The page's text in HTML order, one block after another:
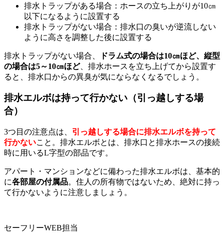
排水トラップがある場合：ホースの立ち上がりが10㎝
以下になるように設置する
排水トラップがない場合：排水口の臭いが逆流しない
ように高さを調整した後に設置する
排水トラップがない場合、
ドラム式の場合は10㎝ほど、縦型
の場合は5～10㎝ほど、排水ホースを立ち上げてから設置す
ると、排水口からの異臭が気にならなくなるでしょう。
排水エルボは持って行かない（引っ越しする場
合）
3つ目の注意点は、 引っ越しする場合に排水エルボを持って
行かないこと。排水エルボとは、排水口と排水ホースの接続
時に用いるL字型の部品です。
アパート・マンションなどに備わった排水エルボは、基本的
に各部屋の付属品。住人の所有物ではないため、絶対に持っ
て行かないように注意しましょう。
セーフリーWEB担当